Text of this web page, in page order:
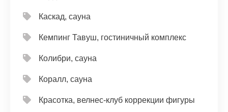
Каскад, сауна
Кемпинг Тавуш, гостиничный комплекс
Колибри, сауна
Коралл, сауна
Красотка, велнес-клуб коррекции фигуры